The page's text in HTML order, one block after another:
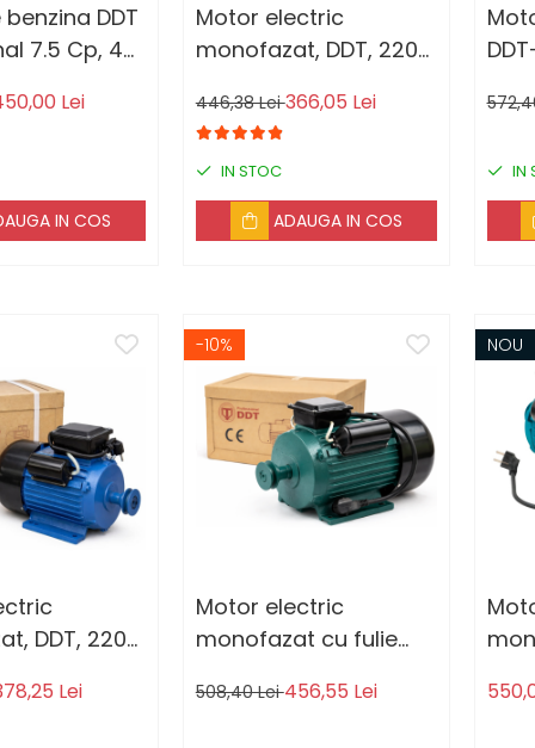
DDT
7.5 Cp, 4
inclusa
Lei
IN COS
Motor electric
monofazat, DDT, 2200
condensatori, corp
fonta
446,38 Lei366,05 Lei
IN STOC
ADAUGA IN COS
IN
DDT, 2200
corp
Lei
-10%
Motor electric
monofazat cu fulie
PROFESSIONAL, 3000
508,40 Lei456,55 Lei
NOU